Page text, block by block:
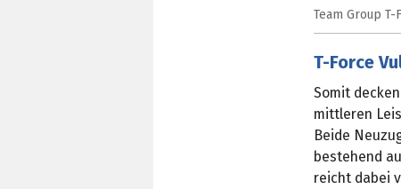
Team Group T-
T-Force
Somit decken
mittleren
Beide
bestehend
reicht dabei